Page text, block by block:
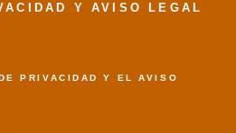
Y AVISO LEGAL
PRIVACIDAD Y ELAVISO